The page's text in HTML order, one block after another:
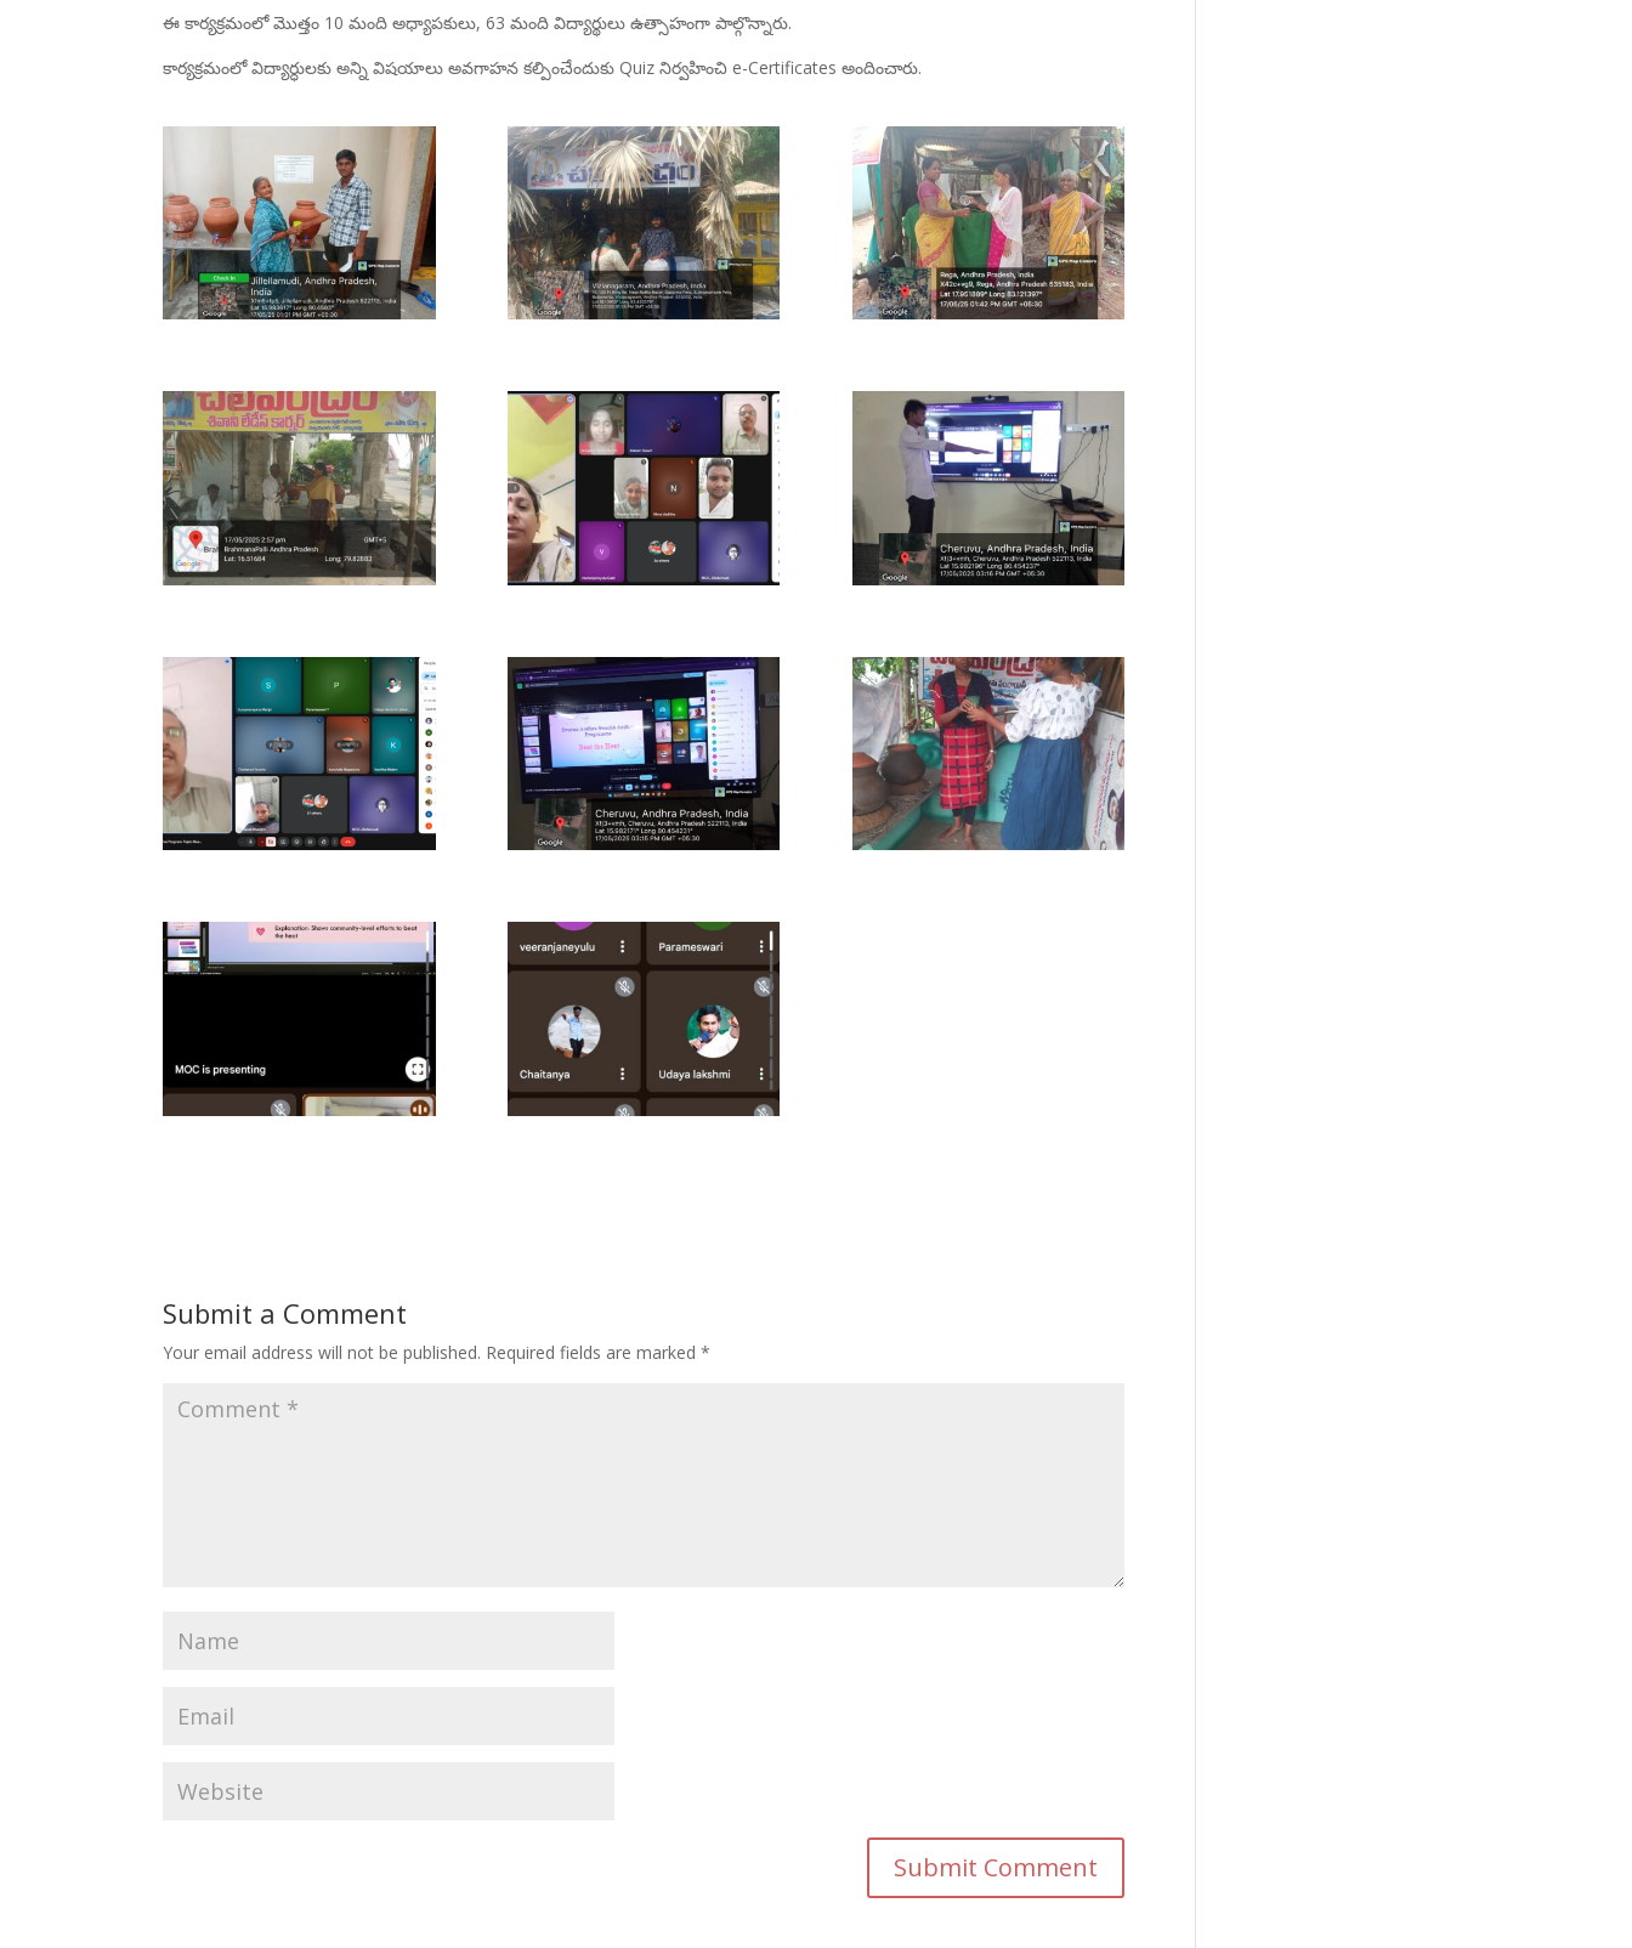
ఈ కార్యక్రమంలో మొత్తం 10 మంది అధ్యాపకులు, 63 మంది విద్యార్థులు ఉత్సాహంగా పాల్గొన్నారు.
కార్యక్రమంలో విద్యార్ధులకు అన్ని విషయాలు అవగాహన కల్పించేందుకు Quiz నిర్వహించి e-Certificates అందించారు.
Submit a Comment
Your email address will not be published. Required fields are marked*